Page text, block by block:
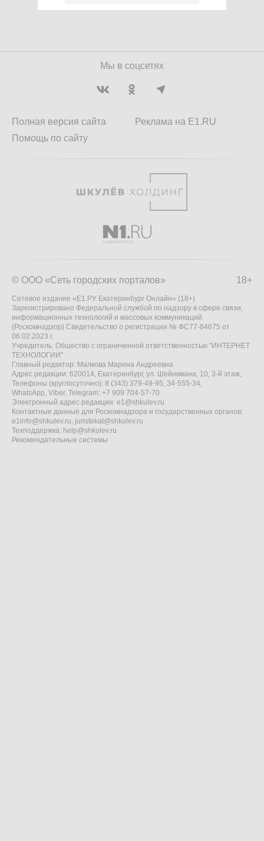
Мы в соцсетях
Полная версия сайта
Помощь по сайту
Реклама на E1.RU
18+
© ООО «Сеть городских порталов»
Сетевое издание «Е1.РУ Екатеринбург Онлайн» (18+)
Зарегистрировано Федеральной службой по надзору в сфере связи,
информационных технологий и массовых коммуникаций
(Роскомнадзор) Свидетельство о регистрации № ФС77-84675 от
06.02.2023 г.
Учредитель: Общество с ограниченной ответственностью "ИНТЕРНЕТ
ТЕХНОЛОГИИ"
Главный редактор: Малкова Марина Андреевна
Адрес редакции: 620014, Екатеринбург, ул. Шейнкмана, 10, 3-й этаж,
Телефоны (круглосуточно): 8 (343) 379-49-95, 34-555-34,
WhatsApp, Viber, Telegram: +7 909 704-57-70
Электронный адрес редакции: e1@shkulev.ru
Контактные данные для Роскомнадзора и государственных органов:
e1info@shkulev.ru, juristekat@shkulev.ru
Техподдержка: help@shkulev.ru
Рекомендательные системы